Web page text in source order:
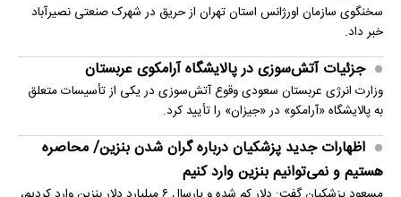
سخنگوی سازمان اورژانس استان تهران از حریق در شهرک صنعتی نصیرآباد
خبر داد.
جزئیات آتش‌سوزی در پالایشگاه آرامکوی عربستان
وزارت انرژی عربستان سعودی وقوع آتش‌سوزی در یکی از تأسیسات متعلق
به پالایشگاه «آرامکو» در «جیزان» را تأیید کرد.
اظهارات جدید پزشکیان درباره گران شدن بنزین/ محاصره
هستیم و نمی‌توانیم بنزین وارد کنیم